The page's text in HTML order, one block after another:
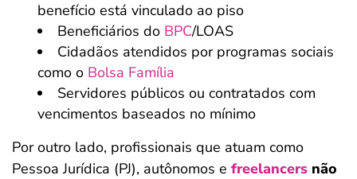
benefício está vinculado ao piso
Beneficiários do BPC/LOAS
Cidadãos atendidos por programas sociais
como o Bolsa Família
Servidores públicos ou contratados com
vencimentos baseados no mínimo
Por outro lado, profissionais que atuam como
Pessoa Jurídica (PJ), autônomos e freelancers não